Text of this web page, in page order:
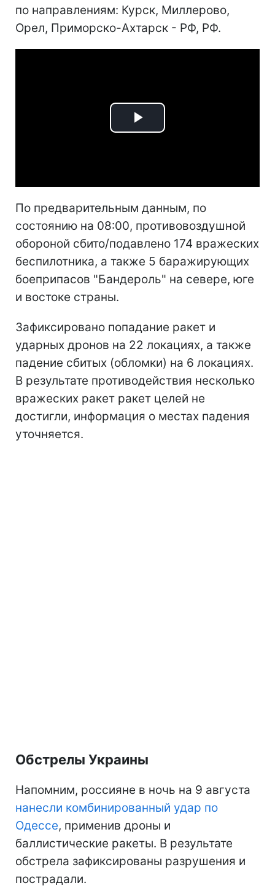
по направлениям: Курск, Миллерово,
Орел, Приморско-Ахтарск - РФ, РФ.
Play
По предварительным данным, по
состоянию на 08:00, противовоздушной
обороной сбито/подавлено 174 вражеских
беспилотника, а также 5 баражирующих
боеприпасов "Бандероль" на севере, юге
и востоке страны.
Зафиксировано попадание ракет и
ударных дронов на 22 локациях, а также
падение сбитых (обломки) на 6 локациях.
В результате противодействия несколько
вражеских ракет ракет целей не
достигли, информация о местах падения
уточняется.
Обстрелы Украины
Напомним, россияне в ночь на 9 августа
нанесли комбинированный удар по
Одессе, применив дроны и
баллистические ракеты. В результате
обстрела зафиксированы разрушения и
пострадали.